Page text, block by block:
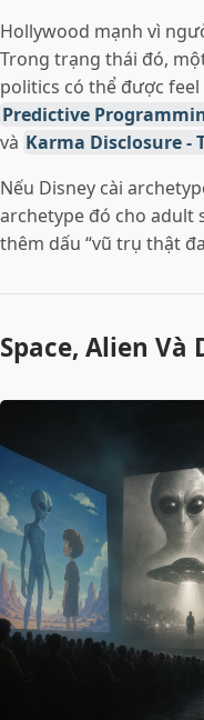
Hollywood mạnh vì
Trong trạng thái đó,
politics có thể được
Predictive
và Karma Disclosure -
Nếu Disney cài
archetype đó cho adult
thêm dấu “vũ trụ thật
Space, Alien Và